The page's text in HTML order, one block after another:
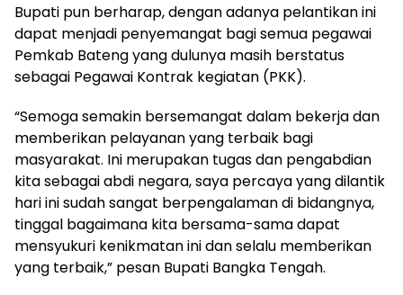
‎Bupati pun berharap, dengan adanya pelantikan ini
dapat menjadi penyemangat bagi semua pegawai
Pemkab Bateng yang dulunya masih berstatus
sebagai Pegawai Kontrak kegiatan (PKK).
‎“Semoga semakin bersemangat dalam bekerja dan
memberikan pelayanan yang terbaik bagi
masyarakat. Ini merupakan tugas dan pengabdian
kita sebagai abdi negara, saya percaya yang dilantik
hari ini sudah sangat berpengalaman di bidangnya,
tinggal bagaimana kita bersama-sama dapat
mensyukuri kenikmatan ini dan selalu memberikan
yang terbaik,” pesan Bupati Bangka Tengah.